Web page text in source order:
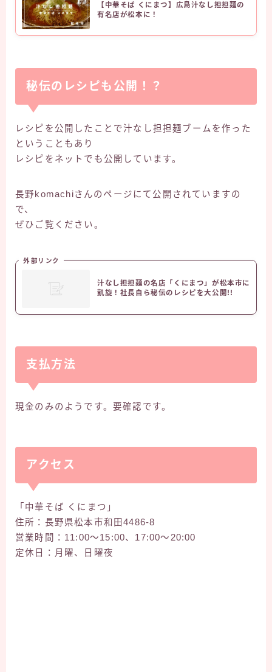
【中華そば くにまつ】広島汁なし担担麺の
有名店が松本に！
秘伝のレシピも公開！？
レシピを公開したことで汁なし担担麺ブームを作った
ということもあり
レシピをネットでも公開しています。
長野komachiさんのページにて公開されていますの
で、
ぜひご覧ください。
外部リンク
汁なし担担麺の名店「くにまつ」が松本市に
凱旋！社長自ら秘伝のレシピを大公開!!
支払方法
現金のみのようです。要確認です。
アクセス
「中華そば くにまつ」
住所：長野県松本市和田4486-8
営業時間：11:00～15:00、17:00〜20:00
定休日：月曜、日曜夜